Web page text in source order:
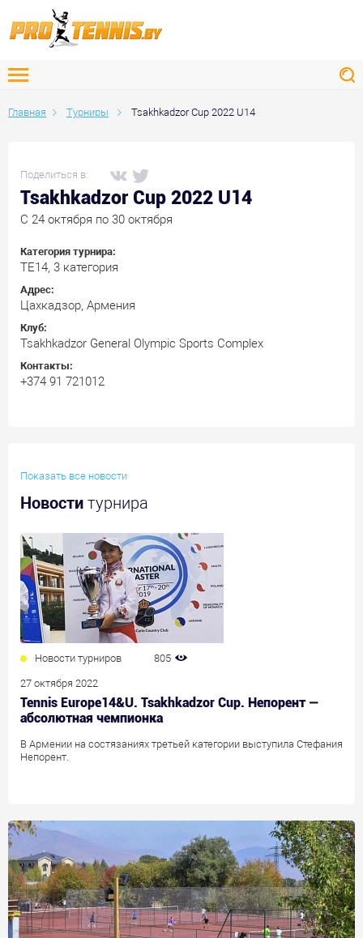
Главная Турниры Tsakhkadzor Cup 2022 U14
Поделиться в:
Tsakhkadzor Cup 2022 U14
C 24 октября по 30 октября
Категория турнира:
ТЕ14, 3 категория
Адрес:
Цахкадзор, Армения
Клуб:
Tsakhkadzor General Olympic Sports Complex
Контакты:
+374 91 721012
Показать все новости
Новости турнира
Новости турниров 805
27 октября 2022
Tennis Europe14&U. Tsakhkadzor Cup. Непорент —
абсолютная чемпионка
В Армении на состязаниях третьей категории выступила Стефания
Непорент.